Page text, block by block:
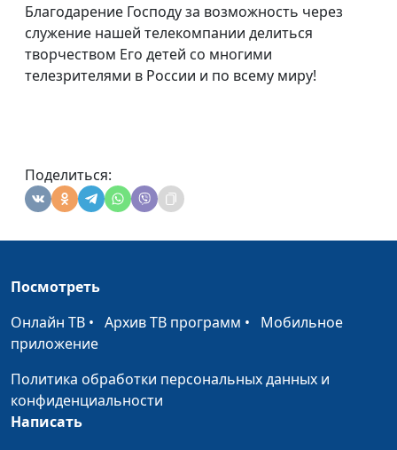
Благодарение Господу за возможность через
служение нашей телекомпании делиться
творчеством Его детей со многими
телезрителями в России и по всему миру!
Поделиться:
Посмотреть
Онлайн ТВ • Архив ТВ программ • Мобильное
приложение
Политика обработки персональных данных и
конфиденциальности
Написать